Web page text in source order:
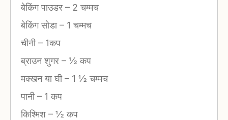
बेकिंग पाउडर – 2 चम्मच
बेकिंग सोडा– 1 चम्मच
चीनी– 1कप
ब्राउन शुगर – ½ कप
मक्खन या घी– 1 ½ चम्मच
पानी– 1 कप
किश्मिश – ½ कप